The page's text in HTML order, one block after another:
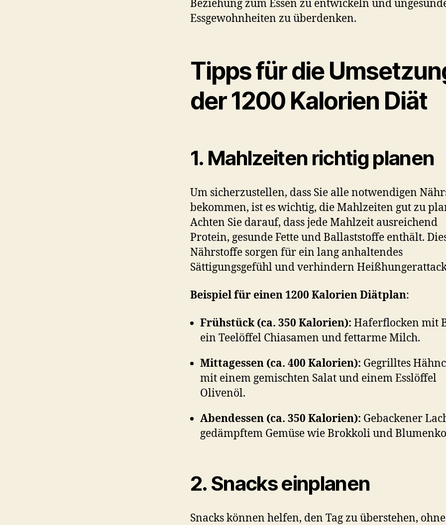
Beziehung zum Essen zu entwickeln und
Essgewohnheiten zu überdenken.
Tipps für die
der 1200 Kalorien Diät
1. Mahlzeiten richtig planen
Um sicherzustellen, dass Sie alle notwendigen
bekommen, ist es wichtig, die Mahlzeiten gut zu
Achten Sie darauf, dass jede Mahlzeit ausreichend
Protein, gesunde Fette und Ballaststoffe enthält.
Nährstoffe sorgen für ein lang anhaltendes
Sättigungsgefühl und verhindern
Beispiel für einen 1200 Kalorien Diätplan:
Frühstück (ca. 350 Kalorien): Haferflocken mit
ein Teelöffel Chiasamen und fettarme Milch.
Mittagessen (ca. 400 Kalorien): Gegrilltes
mit einem gemischten Salat und einem Esslöffel
Olivenöl.
Abendessen (ca. 350 Kalorien): Gebackener
gedämpftem Gemüse wie Brokkoli und
2. Snacks einplanen
Snacks können helfen, den Tag zu überstehen,